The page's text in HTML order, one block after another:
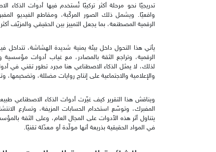
تدريجيًا نحو مرحلة أكثر تركيبًا تُستخدم فيها أدوات
واقعيًا. ويشمل ذلك الصور المركّبة، ومقاطع الفيديو
الرقمية المصطنعة، بما يجعل التمييز بين الحقيقي والمزيّف
يأتي هذا التحول داخل بيئة يمنية شديدة الهشاشة،
الرقمية، وتراجع الثقة بالمصادر، مع غياب أدوات مؤسسية
لذلك، لا يمثل الذكاء الاصطناعي هنا مجرد تطور تقني في
والإعلامية والاجتماعية على إنتاج روايات مضللة، وتضخيمها،
ويناقش هذا التقرير كيف غيّرت أدوات الذكاء الاصطناعي
المفبرك، وتوسّع استخدام الحسابات المزيفة، وتسارع
يتناول أثر هذه الأدوات على المجال العام، وعلى الثقة
في المواد الحقيقية بذريعة أنها مولّدة أو معدّلة تقنيًا.